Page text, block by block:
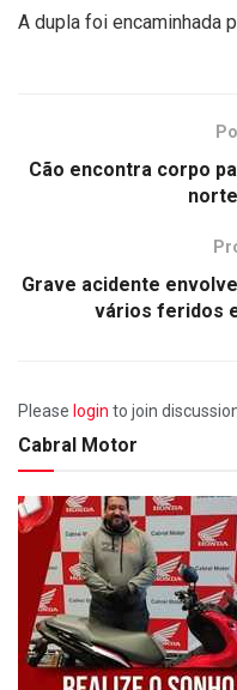
A dupla foi encaminhada
Cão encontra corpo
Grave acidente
vários feridos
Please login to join
Cabral Motor